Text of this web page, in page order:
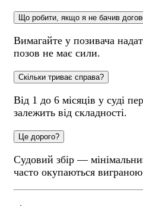
Що робити, якщо я не бачив
Вимагайте у позивача
позов не має сили.
Скільки триває справа?
Від 1 до 6 місяців у суді
залежить від складності.
Це дорого?
Судовий збір —
часто окупаються